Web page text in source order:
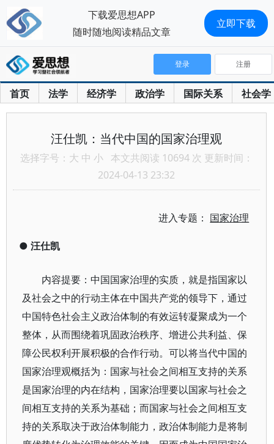
首页 法学 经济学 政治学 国际关系 社会学
登录 注册
汪仕凯：当代中国的国家治理观
选择字号： 大 中 小 本文共阅读 10694 次 更新时间：
2024-04-13 23:32
进入专题： 国家治理
● 汪仕凯
内容提要：中国国家治理的实质，就是指国家以
及社会之中的行动主体在中国共产党的领导下，通过
中国特色社会主义政治体制的有效运转凝聚成为一个
整体，从而围绕着巩固政治秩序、增进公共利益、保
障公民权利开展积极的合作行动。可以将当代中国的
国家治理观概括为：国家与社会之间相互支持的关系
是国家治理的内在结构，国家治理要以国家与社会之
间相互支持的关系为基础；而国家与社会之间相互支
持的关系取决于政治体制能力，政治体制能力是将制
下载爱思想APP
随时随地阅读精品文章
立即下载